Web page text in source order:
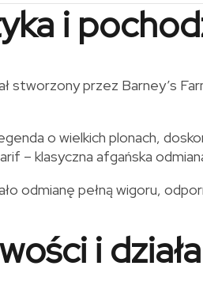
i
stworzony przez Barney’s
o wielkich plonach,
– klasyczna afgańska
odmianę pełną wigoru,
i